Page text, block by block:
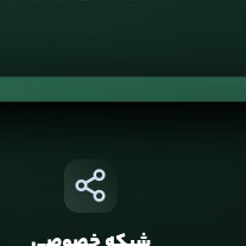
در لیارا هر حساب کاربری به صورت
شبکه خصوصی قرار دارد که با این
می‌توانید دسترسی به دیتابیس‌تان را